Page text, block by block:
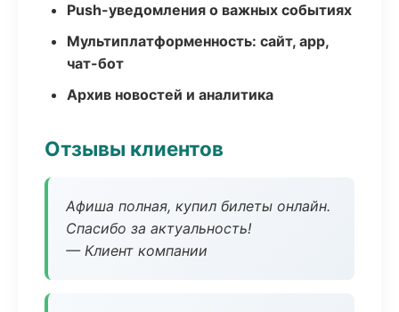
Push-уведомления о важных событиях
Мультиплатформенность: сайт, app,
чат-бот
Архив новостей и аналитика
Отзывы клиентов
Афиша полная, купил билеты онлайн.
Спасибо за актуальность!
— Клиент компании